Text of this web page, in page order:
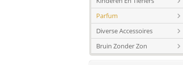
Parfum
Diverse Accessoires
Bruin Zonder Zon